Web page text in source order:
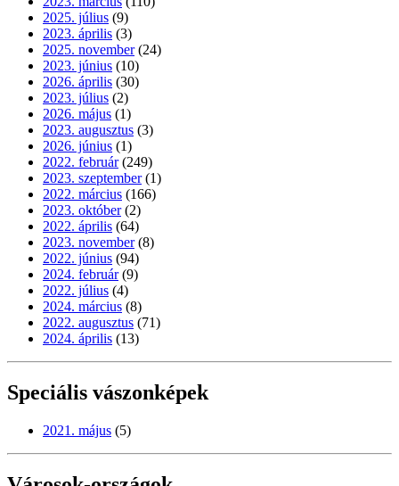
2025. július (9)
2023. április (3)
2025. november (24)
2023. június (10)
2026. április (30)
2023. július (2)
2026. május (1)
2023. augusztus (3)
2026. június (1)
2022. február (249)
2023. szeptember (1)
2022. március (166)
2023. október (2)
2022. április (64)
2023. november (8)
2022. június (94)
2024. február (9)
2022. július (4)
2024. március (8)
2022. augusztus (71)
2024. április (13)
Speciális vászonképek
2021. május (5)